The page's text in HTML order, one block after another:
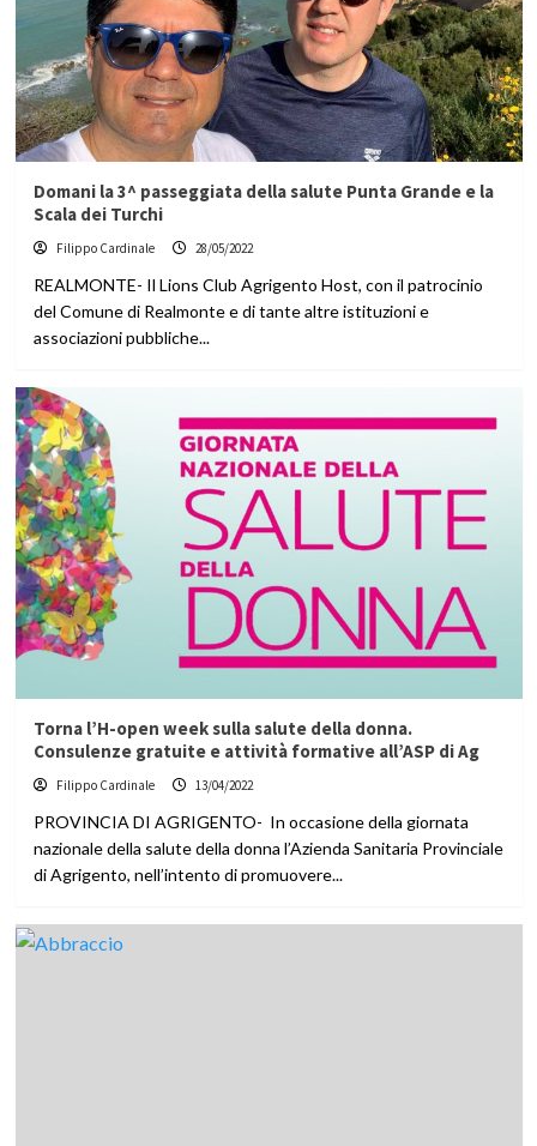
Domani la 3^ passeggiata della salute Punta Grande e la
Scala dei Turchi
Filippo Cardinale 28/05/2022
REALMONTE- Il Lions Club Agrigento Host, con il patrocinio
del Comune di Realmonte e di tante altre istituzioni e
associazioni pubbliche...
Torna l’H-open week sulla salute della donna.
Consulenze gratuite e attività formative all’ASP di Ag
Filippo Cardinale 13/04/2022
PROVINCIA DI AGRIGENTO- In occasione della giornata
nazionale della salute della donna l’Azienda Sanitaria Provinciale
di Agrigento, nell’intento di promuovere...